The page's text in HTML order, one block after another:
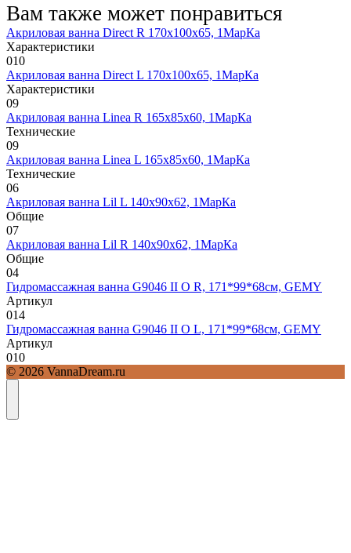
Вам также может понравиться
Акриловая ванна Direct R 170х100х65, 1МарКа
Характеристики
010
Акриловая ванна Direct L 170х100х65, 1МарКа
Характеристики
09
Акриловая ванна Linea R 165х85х60, 1МарКа
Технические
09
Акриловая ванна Linea L 165х85х60, 1МарКа
Технические
06
Акриловая ванна Lil L 140х90х62, 1МарКа
Общие
07
Акриловая ванна Lil R 140х90х62, 1МарКа
Общие
04
Гидромассажная ванна G9046 II O R, 171*99*68см, GEMY
Артикул
014
Гидромассажная ванна G9046 II O L, 171*99*68см, GEMY
Артикул
010
© 2026 VannaDream.ru